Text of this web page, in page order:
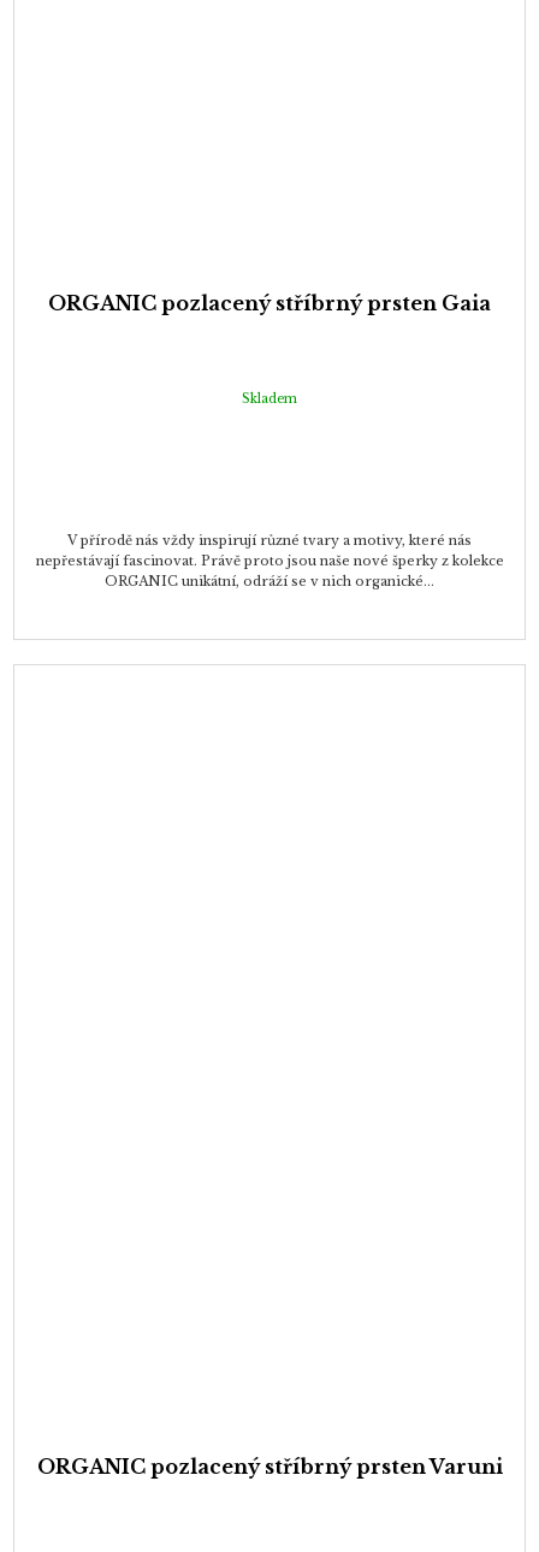
ORGANIC pozlacený stříbrný prsten Gaia
Skladem
V přírodě nás vždy inspirují různé tvary a motivy, které nás
nepřestávají fascinovat. Právě proto jsou naše nové šperky z kolekce
ORGANIC unikátní, odráží se v nich organické...
ORGANIC pozlacený stříbrný prsten Varuni